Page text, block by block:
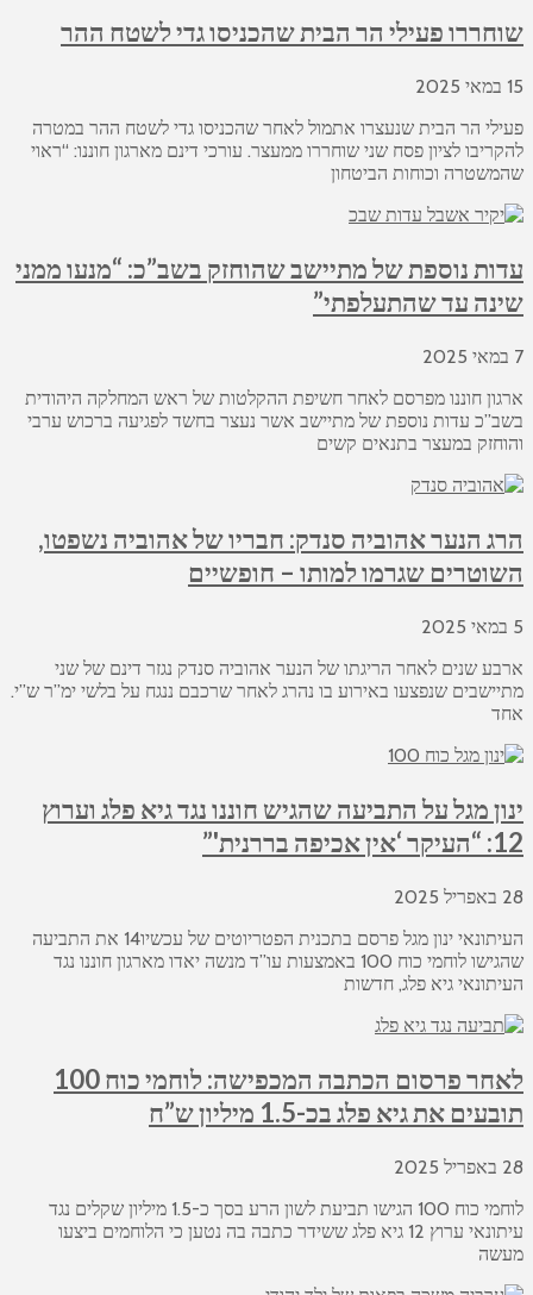
שוחררו פעילי הר הבית שהכניסו גדי לשטח ההר
15 במאי 2025
פעילי הר הבית שנעצרו אתמול לאחר שהכניסו גדי לשטח ההר במטרה
להקריבו לציון פסח שני שוחררו ממעצר. עורכי דינם מארגון חוננו: “ראוי
שהמשטרה וכוחות הביטחון
עדות נוספת של מתיישב שהוחזק בשב”כ: “מנעו ממני
שינה עד שהתעלפתי”
7 במאי 2025
ארגון חוננו מפרסם לאחר חשיפת ההקלטות של ראש המחלקה היהודית
בשב”כ עדות נוספת של מתיישב אשר נעצר בחשד לפגיעה ברכוש ערבי
והוחזק במעצר בתנאים קשים
הרג הנער אהוביה סנדק: חבריו של אהוביה נשפטו,
השוטרים שגרמו למותו – חופשיים
5 במאי 2025
ארבע שנים לאחר הריגתו של הנער אהוביה סנדק נגזר דינם של שני
מתיישבים שנפצעו באירוע בו נהרג לאחר שרכבם ננגח על בלשי ימ”ר ש”י.
אחד
ינון מגל על התביעה שהגיש חוננו נגד גיא פלג וערוץ
12: “העיקר ‘אין אכיפה בררנית'”
28 באפריל 2025
העיתונאי ינון מגל פרסם בתכנית הפטריוטים של עכשיו14 את התביעה
שהגישו לוחמי כוח 100 באמצעות עו”ד מנשה יאדו מארגון חוננו נגד
העיתונאי גיא פלג, חדשות
לאחר פרסום הכתבה המכפישה: לוחמי כוח 100
תובעים את גיא פלג בכ-1.5 מיליון ש”ח
28 באפריל 2025
לוחמי כוח 100 הגישו תביעת לשון הרע בסך כ-1.5 מיליון שקלים נגד
עיתונאי ערוץ 12 גיא פלג ששידר כתבה בה נטען כי הלוחמים ביצעו
מעשה